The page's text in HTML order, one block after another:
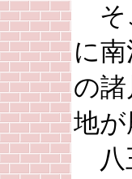
そ
に
の
地が
八